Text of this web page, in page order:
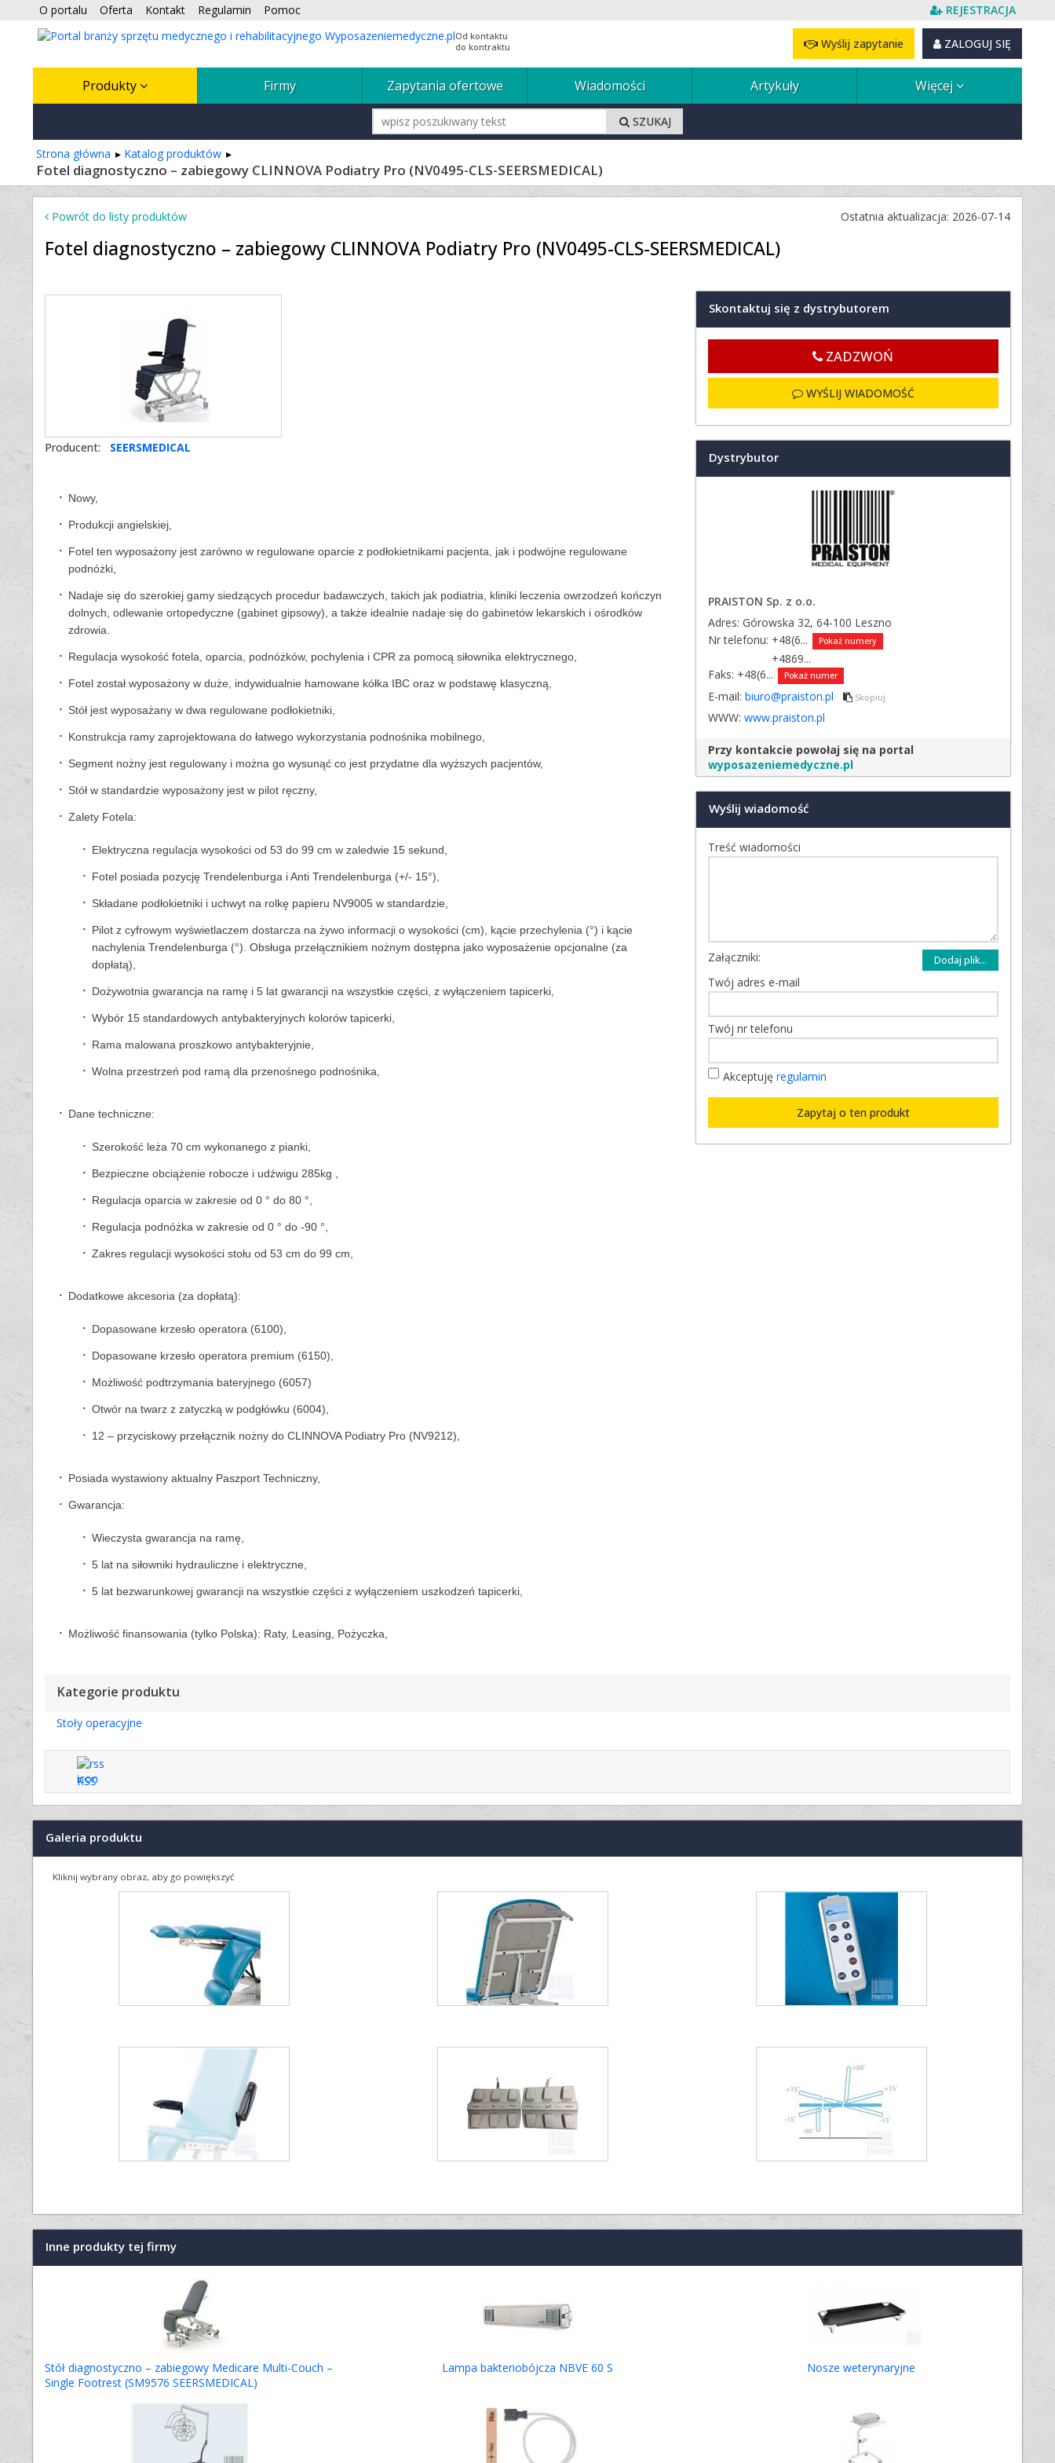
O portalu Oferta Kontakt Regulamin Pomoc REJESTRACJA
Od kontaktu
do kontraktu
ZALOGUJ SIĘ
Wyślij zapytanie
Produkty Firmy Zapytania ofertowe Wiadomości Artykuły Więcej
SZUKAJ
Strona główna Katalog produktów
Fotel diagnostyczno – zabiegowy CLINNOVA Podiatry Pro (NV0495-CLS-SEERSMEDICAL)
Powrót do listy produktów Ostatnia aktualizacja: 2026-07-14
Fotel diagnostyczno – zabiegowy CLINNOVA Podiatry Pro (NV0495-CLS-SEERSMEDICAL)
Producent: SEERSMEDICAL
Nowy,
Produkcji angielskiej,
Fotel ten wyposażony jest zarówno w regulowane oparcie z podłokietnikami pacjenta, jak i podwójne regulowane
podnóżki,
Nadaje się do szerokiej gamy siedzących procedur badawczych, takich jak podiatria, kliniki leczenia owrzodzeń kończyn
dolnych, odlewanie ortopedyczne (gabinet gipsowy), a także idealnie nadaje się do gabinetów lekarskich i ośrodków
zdrowia.
Regulacja wysokość fotela, oparcia, podnóżków, pochylenia i CPR za pomocą siłownika elektrycznego,
Fotel został wyposażony w duże, indywidualnie hamowane kółka IBC oraz w podstawę klasyczną,
Stół jest wyposażany w dwa regulowane podłokietniki,
Konstrukcja ramy zaprojektowana do łatwego wykorzystania podnośnika mobilnego,
Segment nożny jest regulowany i można go wysunąć co jest przydatne dla wyższych pacjentów,
Stół w standardzie wyposażony jest w pilot ręczny,
Zalety Fotela:
Elektryczna regulacja wysokości od 53 do 99 cm w zaledwie 15 sekund,
Fotel posiada pozycję Trendelenburga i Anti Trendelenburga (+/- 15°),
Składane podłokietniki i uchwyt na rolkę papieru NV9005 w standardzie,
Pilot z cyfrowym wyświetlaczem dostarcza na żywo informacji o wysokości (cm), kącie przechylenia (°) i kącie
nachylenia Trendelenburga (°). Obsługa przełącznikiem nożnym dostępna jako wyposażenie opcjonalne (za
dopłatą),
Dożywotnia gwarancja na ramę i 5 lat gwarancji na wszystkie części, z wyłączeniem tapicerki,
Wybór 15 standardowych antybakteryjnych kolorów tapicerki,
Rama malowana proszkowo antybakteryjnie,
Wolna przestrzeń pod ramą dla przenośnego podnośnika,
Dane techniczne:
Szerokość leża 70 cm wykonanego z pianki,
Bezpieczne obciążenie robocze i udźwigu 285kg ,
Regulacja oparcia w zakresie od 0 ° do 80 °,
Regulacja podnóżka w zakresie od 0 ° do -90 °,
Zakres regulacji wysokości stołu od 53 cm do 99 cm,
Dodatkowe akcesoria (za dopłatą):
Dopasowane krzesło operatora (6100),
Dopasowane krzesło operatora premium (6150),
Możliwość podtrzymania bateryjnego (6057)
Otwór na twarz z zatyczką w podgłówku (6004),
12 – przyciskowy przełącznik nożny do CLINNOVA Podiatry Pro (NV9212),
Posiada wystawiony aktualny Paszport Techniczny,
Gwarancja:
Wieczysta gwarancja na ramę,
5 lat na siłowniki hydrauliczne i elektryczne,
5 lat bezwarunkowej gwarancji na wszystkie części z wyłączeniem uszkodzeń tapicerki,
Możliwość finansowania (tylko Polska): Raty, Leasing, Pożyczka,
Skontaktuj się z dystrybutorem
ZADZWOŃ
WYŚLIJ WIADOMOŚĆ
Dystrybutor
PRAISTON Sp. z o.o.
Adres: Górowska 32, 64-100 Leszno
Nr telefonu: +48(6... Pokaż numery
+4869...
Faks: +48(6... Pokaż numer
E-mail: biuro@praiston.pl Skopiuj
WWW: www.praiston.pl
Przy kontakcie powołaj się na portal
wyposazeniemedyczne.pl
Wyślij wiadomość
Treść wiadomości
Załączniki: Dodaj plik...
Twój adres e-mail
Twój nr telefonu
Akceptuję regulamin
Kategorie produktu
Stoły operacyjne
RSS
Galeria produktu
Kliknij wybrany obraz, aby go powiększyć
Inne produkty tej firmy
Stół diagnostyczno – zabiegowy Medicare Multi-Couch –
Single Footrest (SM9576 SEERSMEDICAL)
Lampa bakteriobójcza NBVE 60 S Nosze weterynaryjne